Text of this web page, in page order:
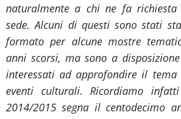
naturalmente a chi ne fa
sede. Alcuni di questi sono stati
formato per alcune mostre
anni scorsi, ma sono a
interessati ad approfondire il tema
eventi culturali. Ricordiamo
2014/2015 segna il centodecimo